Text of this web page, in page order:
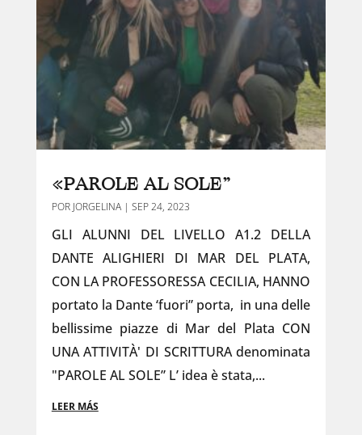
«PAROLE AL SOLE”
POR JORGELINA| SEP 24, 2023
GLI ALUNNI DEL LIVELLO A1.2 DELLA
DANTE ALIGHIERI DI MAR DEL PLATA,
CON LA PROFESSORESSA CECILIA, HANNO
portato la Dante ‘fuori” porta, in una delle
bellissime piazze di Mar del Plata CON
UNA ATTIVITÀ' DI SCRITTURA denominata
"PAROLE AL SOLE” L’ idea è stata,...
LEER MÁS